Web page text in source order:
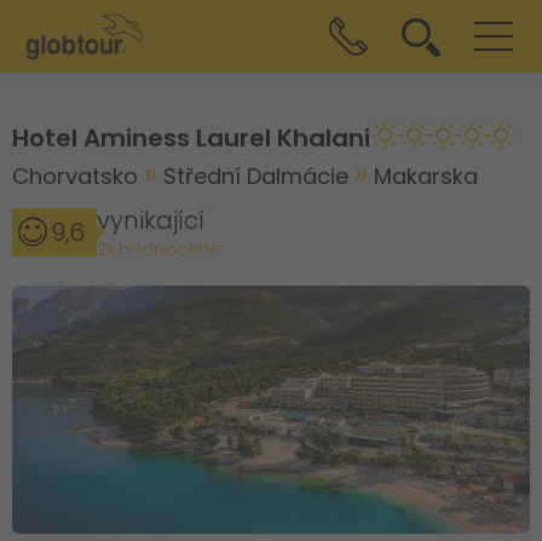
Hotel Aminess Laurel Khalani
Chorvatsko Střední Dalmácie Makarska
9,6 vynikající
2x hodnocené